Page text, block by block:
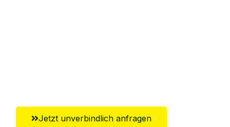
Jetzt unverbindlich anfragen